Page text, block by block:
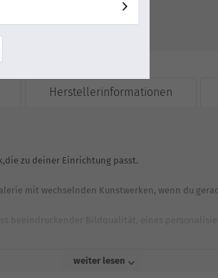
Herstellerinformationen
zu deiner Einrichtung passt.
mit wechselnden Kunstwerken, wenn du
weiter lesen